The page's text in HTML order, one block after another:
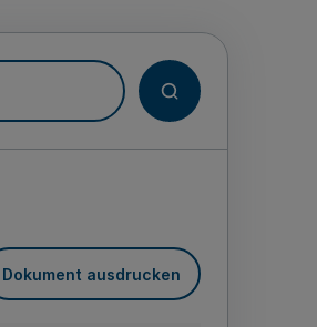
Dokument ausdrucken